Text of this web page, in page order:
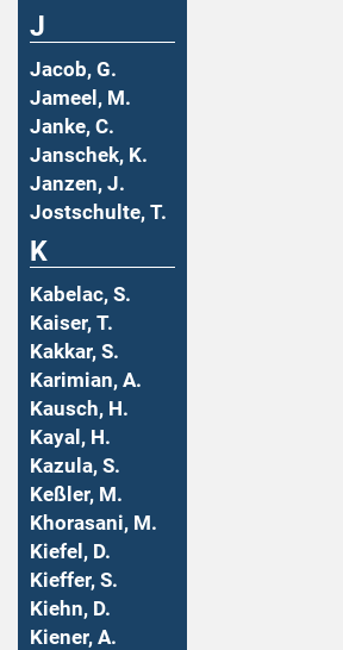
J
Jacob, G.
Jameel, M.
Janke, C.
Janschek, K.
Janzen, J.
Jostschulte, T.
K
Kabelac, S.
Kaiser, T.
Kakkar, S.
Karimian, A.
Kausch, H.
Kayal, H.
Kazula, S.
Keßler, M.
Khorasani, M.
Kiefel, D.
Kieffer, S.
Kiehn, D.
Kiener, A.